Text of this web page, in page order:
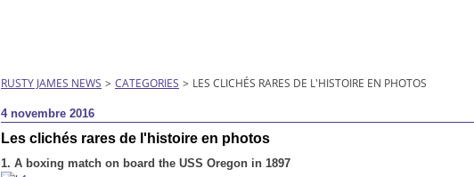
RUSTY JAMES NEWS > CATEGORIES > LES CLICHÉS RARES DE L'HISTOIRE EN PHOTOS
4 novembre 2016
Les clichés rares de l'histoire en photos
1. A boxing match on board the USS Oregon in 1897